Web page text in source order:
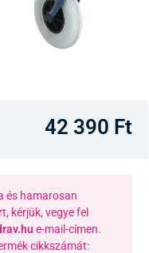
42 390 Ft
és hamarosan
kérjük, vegye fel
e-mail-címen.
cikkszámát: